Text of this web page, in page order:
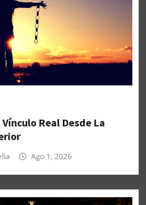
Real Desde La
Ago 1, 2026